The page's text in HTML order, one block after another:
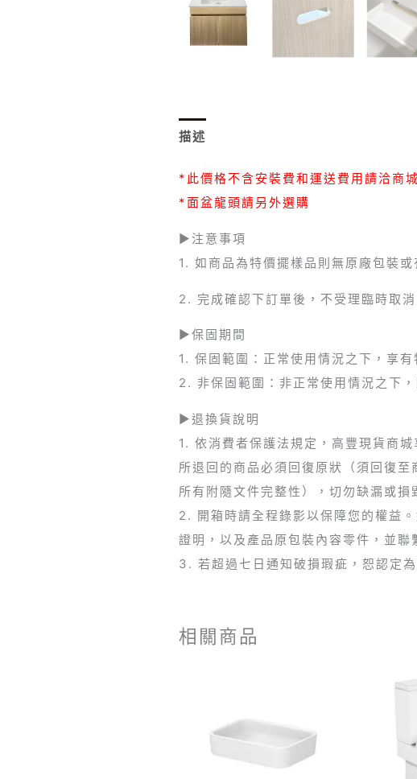
描述
*此價格不含安裝費和運送費用請洽商
*面盆龍頭請另外選購
►注意事項
1. 如商品為特價擺樣品則無原廠包裝
2. 完成確認下訂單後，不受理臨時取
►保固期間
1. 保固範圍：正常使用情況之下，享
2. 非保固範圍：非正常使用情況之下
►退換貨說明
1. 依消費者保護法規定，高豐現貨商
所退回的商品必須回復原狀（須回復
所有附隨文件完整性），切勿缺漏或損
2. 開箱時請全程錄影以保障您的權益
證明，以及產品原包裝內容零件，並聯
3. 若超過七日通知破損瑕疵，恕認定
相關商品